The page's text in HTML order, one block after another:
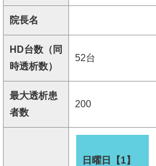
院長名
HD台数（同
時透析数）
52台
最大透析患
者数
200
日曜日【1】